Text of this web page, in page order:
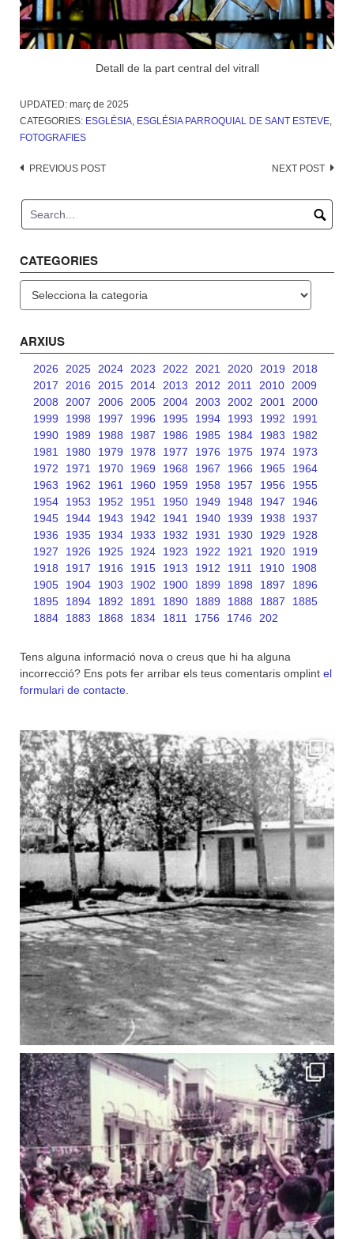
Detall de la part central del vitrall
UPDATED: març de 2025
CATEGORIES: ESGLÉSIA, ESGLÉSIA PARROQUIAL DE SANT ESTEVE,
FOTOGRAFIES
Post
PREVIOUS POST NEXT POST
CATEGORIES
ARXIUS
2026 2025 2024 2023 2022 2021 2020 2019
2018
2017
2016 2015 2014 2013 2012 2011 2010 2009
2008
2007 2006 2005 2004 2003 2002 2001
2000
1999
1998 1997 1996 1995 1994 1993 1992
1991
1990
1989 1988 1987 1986 1985 1984 1983
1982
1981
1980 1979 1978 1977 1976 1975 1974
1973
1972
1971 1970 1969 1968 1967 1966 1965
1964
1963
1962 1961 1960 1959 1958 1957 1956
1955
1954
1953 1952 1951 1950 1949 1948 1947
1946
1945
1944 1943 1942 1941 1940 1939 1938
1937
1936
1935 1934 1933 1932 1931 1930 1929
1928
1927
1926 1925 1924 1923 1922 1921 1920
1919
1918
1917 1916 1915 1913 1912 1911 1910
1908
1905
1904 1903 1902 1900 1899 1898 1897
1896
1895
1894 1892 1891 1890 1889 1888 1887
1885
1884
1883 1868 1834 1811 1756 1746 202
Tens alguna informació nova o creus que hi ha alguna
incorrecció? Ens pots fer arribar els teus comentaris omplint el
formulari de contacte.